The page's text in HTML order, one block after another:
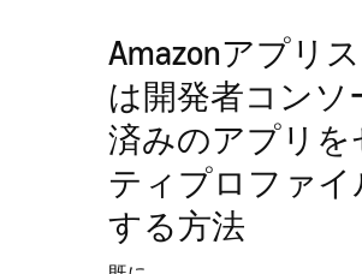
Amazonアプリ
は開発者コンソ
済みのアプリを
ティプロファイ
する方法